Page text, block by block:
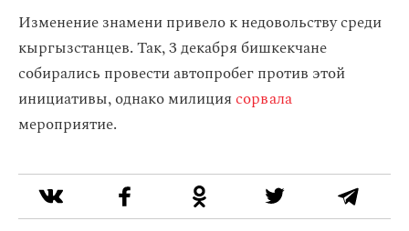
Изменение знамени привело к недовольству среди
кыргызстанцев. Так, 3 декабря бишкекчане
собирались провести автопробег против этой
инициативы, однако милициясорвала
мероприятие.